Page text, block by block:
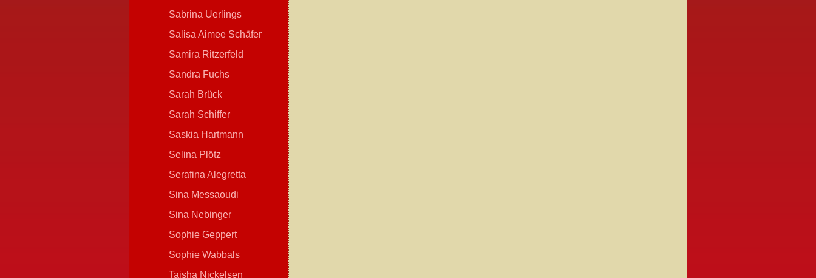
Sabrina Uerlings
Salisa Aimee Schäfer
Samira Ritzerfeld
Sandra Fuchs
Sarah Brück
Sarah Schiffer
Saskia Hartmann
Selina Plötz
Serafina Alegretta
Sina Messaoudi
Sina Nebinger
Sophie Geppert
Sophie Wabbals
Taisha Nickelsen